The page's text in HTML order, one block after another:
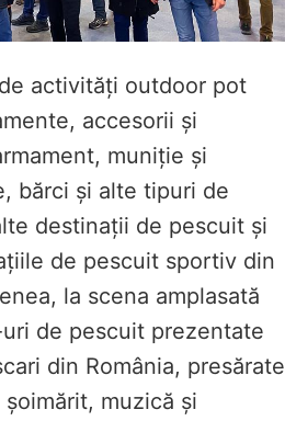
activități outdoor pot
accesorii și
muniție și
bărci și alte tipuri de
destinații de pescuit și
de pescuit sportiv din
la scena amplasată
de pescuit prezentate
din România, presărate
muzică și